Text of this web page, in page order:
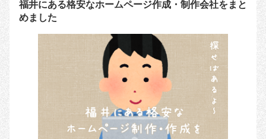
福井にある格安なホームページ作成・制作会社をまと
めました